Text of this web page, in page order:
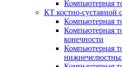
Компьютерная
КТ костно-суставной
Компьютерная
Компьютерная
конечности
Компьютерная